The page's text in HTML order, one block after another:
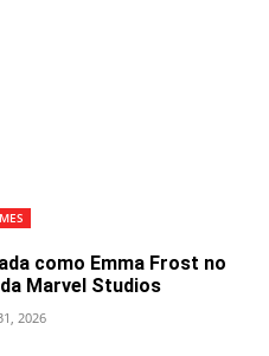
como Emma Frost no
Marvel Studios
2026